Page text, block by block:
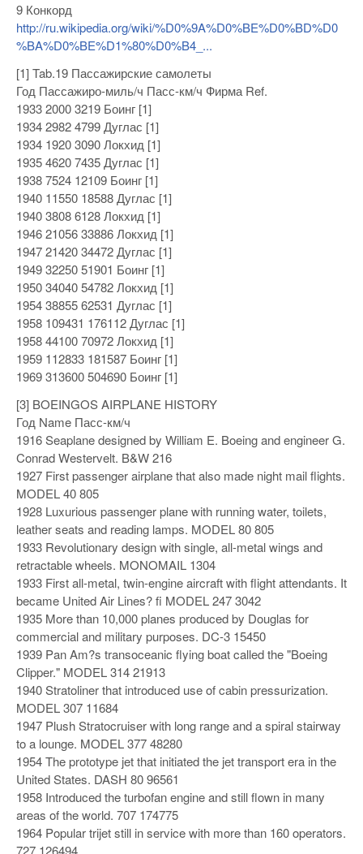
9 Конкорд
http://ru.wikipedia.org/wiki/%D0%9A%D0%BE%D0%BD%D0
%BA%D0%BE%D1%80%D0%B4_...
[1] Tab.19 Пассажирские самолеты
Год Пассажиро-миль/ч Пасс-км/ч Фирма Ref.
1933 2000 3219 Боинг [1]
1934 2982 4799 Дуглас [1]
1934 1920 3090 Локхид [1]
1935 4620 7435 Дуглас [1]
1938 7524 12109 Боинг [1]
1940 11550 18588 Дуглас [1]
1940 3808 6128 Локхид [1]
1946 21056 33886 Локхид [1]
1947 21420 34472 Дуглас [1]
1949 32250 51901 Боинг [1]
1950 34040 54782 Локхид [1]
1954 38855 62531 Дуглас [1]
1958 109431 176112 Дуглас [1]
1958 44100 70972 Локхид [1]
1959 112833 181587 Боинг [1]
1969 313600 504690 Боинг [1]
[3] BOEINGOS AIRPLANE HISTORY
Год Name Пасс-км/ч
1916 Seaplane designed by William E. Boeing and engineer G.
Conrad Westervelt. B&W 216
1927 First passenger airplane that also made night mail flights.
MODEL 40 805
1928 Luxurious passenger plane with running water, toilets,
leather seats and reading lamps. MODEL 80 805
1933 Revolutionary design with single, all-metal wings and
retractable wheels. MONOMAIL 1304
1933 First all-metal, twin-engine aircraft with flight attendants. It
became United Air Lines? fi MODEL 247 3042
1935 More than 10,000 planes produced by Douglas for
commercial and military purposes. DC-3 15450
1939 Pan Am?s transoceanic flying boat called the "Boeing
Clipper." MODEL 314 21913
1940 Stratoliner that introduced use of cabin pressurization.
MODEL 307 11684
1947 Plush Stratocruiser with long range and a spiral stairway
to a lounge. MODEL 377 48280
1954 The prototype jet that initiated the jet transport era in the
United States. DASH 80 96561
1958 Introduced the turbofan engine and still flown in many
areas of the world. 707 174775
1964 Popular trijet still in service with more than 160 operators.